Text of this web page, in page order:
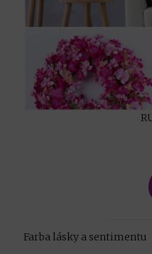
Farba lásky a sentimentu